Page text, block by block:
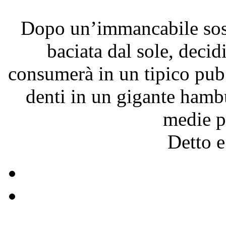
Dopo un’immancabile
baciata dal sole,
consumerà in un tipico
denti in un gigante
medie
Detto